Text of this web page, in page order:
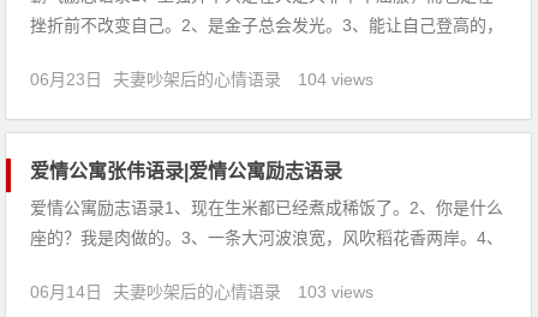
挫折前不改变自己。2、是金子总会发光。3、能让自己登高的，
成功永远属于一直在跑的人。6、失败乃成功之母。7、人生，最
宝贵的莫过于光阴；人生，最璀璨的莫过于事业；人生，最快乐
06月23日 夫妻吵架后的心情语录 104 views
爱情公寓张伟语录|爱情公寓励志语录
爱情公寓励志语录1、现在生米都已经煮成稀饭了。2、你是什么
座的？我是肉做的。3、一条大河波浪宽，风吹稻花香两岸。4、
我以外，任何人男人的欺骗！拗造型是吧，我会让你哭得很有节
06月14日 夫妻吵架后的心情语录 103 views